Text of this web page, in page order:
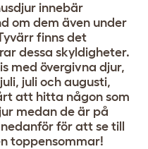
innebär
om dem även under
finns det
dessa skyldigheter.
med övergivna djur,
juli och augusti,
att hitta någon som
medan de är på
för att se till
toppensommar!